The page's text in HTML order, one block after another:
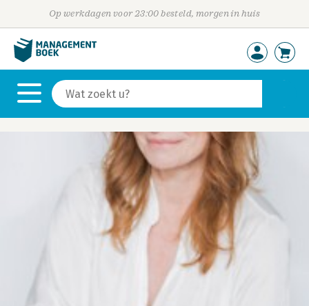
Op werkdagen voor 23:00 besteld, morgen in huis